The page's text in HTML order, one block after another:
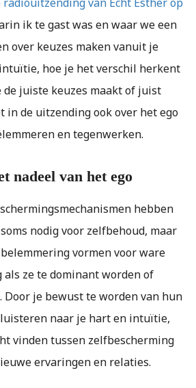
ik te gast was en waar we een
over keuzes maken vanuit je
hoe je het verschil herkent
de juiste keuzes maakt of juist
in de uitzending ook over het ego
en tegenwerken.
nadeel van het ego
hebben
nodig voor zelfbehoud, maar
vormen voor ware
ze te dominant worden of
Door je bewust te worden van hun
naar je hart en intuïtie,
vinden tussen zelfbescherming
ervaringen en relaties.